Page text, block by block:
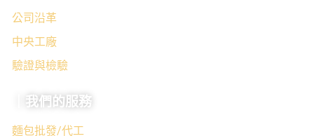
公司沿革
中央工廠
驗證與檢驗
｜我們的服務
麵包批發/代工